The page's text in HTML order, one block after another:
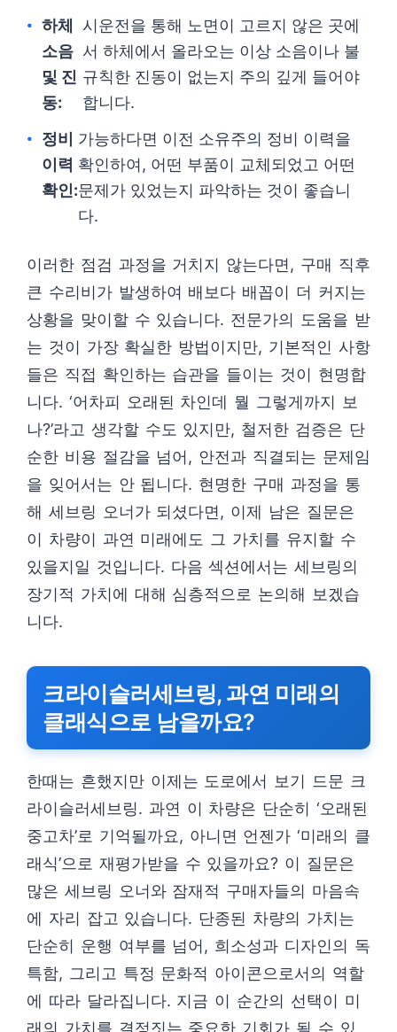
하체
소음
및 진
동:
시운전을 통해 노면이 고르지 않은 곳에
서 하체에서 올라오는 이상 소음이나 불
규칙한 진동이 없는지 주의 깊게 들어야
합니다.
정비
이력
확인:
가능하다면 이전 소유주의 정비 이력을
확인하여, 어떤 부품이 교체되었고 어떤
문제가 있었는지 파악하는 것이 좋습니
다.
이러한 점검 과정을 거치지 않는다면, 구매 직후
큰 수리비가 발생하여 배보다 배꼽이 더 커지는
상황을 맞이할 수 있습니다. 전문가의 도움을 받
는 것이 가장 확실한 방법이지만, 기본적인 사항
들은 직접 확인하는 습관을 들이는 것이 현명합
니다. ‘어차피 오래된 차인데 뭘 그렇게까지 보
나?’라고 생각할 수도 있지만, 철저한 검증은 단
순한 비용 절감을 넘어, 안전과 직결되는 문제임
을 잊어서는 안 됩니다. 현명한 구매 과정을 통
해 세브링 오너가 되셨다면, 이제 남은 질문은
이 차량이 과연 미래에도 그 가치를 유지할 수
있을지일 것입니다. 다음 섹션에서는 세브링의
장기적 가치에 대해 심층적으로 논의해 보겠습
니다.
크라이슬러세브링, 과연 미래의
클래식으로 남을까요?
한때는 흔했지만 이제는 도로에서 보기 드문 크
라이슬러세브링. 과연 이 차량은 단순히 ‘오래된
중고차’로 기억될까요, 아니면 언젠가 ‘미래의 클
래식’으로 재평가받을 수 있을까요? 이 질문은
많은 세브링 오너와 잠재적 구매자들의 마음속
에 자리 잡고 있습니다. 단종된 차량의 가치는
단순히 운행 여부를 넘어, 희소성과 디자인의 독
특함, 그리고 특정 문화적 아이콘으로서의 역할
에 따라 달라집니다. 지금 이 순간의 선택이 미